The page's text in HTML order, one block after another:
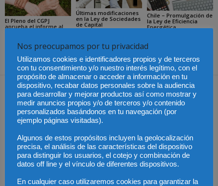
El Pleno del CGPJ
aprueba el informe al
unanimidad
Últimas modificaciones
en la Ley de Sociedades
de Capital
Chile – Promulgación de
la Ley de Eficiencia
Energética
Dejar una respuesta
Nos preocupamos por tu privacidad
Utilizamos cookies e identificadores propios y de terceros
con tu consentimiento y/o nuestro interés legítimo, con el
propósito de almacenar o acceder a información en tu
dispositivo, recabar datos personales sobre la audiencia
para desarrollar y mejorar productos así como mostrar y
medir anuncios propios y/o de terceros y/o contenido
personalizados basándonos en tu navegación (por
ejemplo páginas visitadas).
Algunos de estos propósitos incluyen la geolocalización
precisa, el análisis de las características del dispositivo
para distinguir los usuarios, el cotejo y combinación de
datos off line y el vínculo de diferentes dispositivos.
En cualquier caso utilizaremos cookies para garantizar la